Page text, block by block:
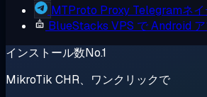
MTProto Proxy Telegramネ
BlueStacks VPS で Android ア
インストール数No.1
MikroTik CHR、ワンクリックで